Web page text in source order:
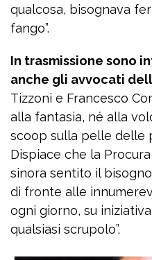
qualcosa, bisognava
fango”.
In trasmissione sono
anche gli avvocati
Tizzoni e Francesco
alla fantasia, né alla
scoop sulla pelle delle
Dispiace che la
sinora sentito il
di fronte alle
ogni giorno, su
qualsiasi scrupolo”.